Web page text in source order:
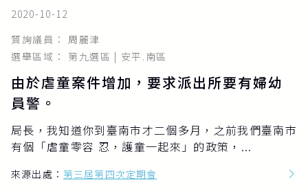
2020-10-12
質詢議員： 周麗津
選舉區域： 第九選區 | 安平.南區
由於虐童案件增加，要求派出所要有婦幼
員警。
局長，我知道你到臺南市才二個多月，之前我們臺南市
有個「虐童零容 忍，護童一起來」的政策，...
來源出處： 第三屆第四次定期會